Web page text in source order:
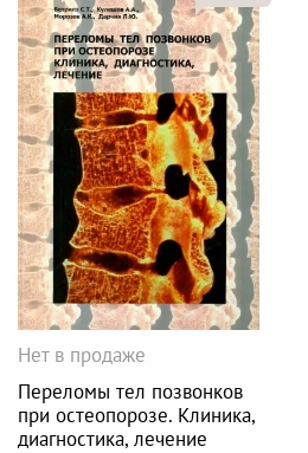
Нет в продаже
Переломы тел позвонков
при остеопорозе. Клиника,
диагностика, лечение